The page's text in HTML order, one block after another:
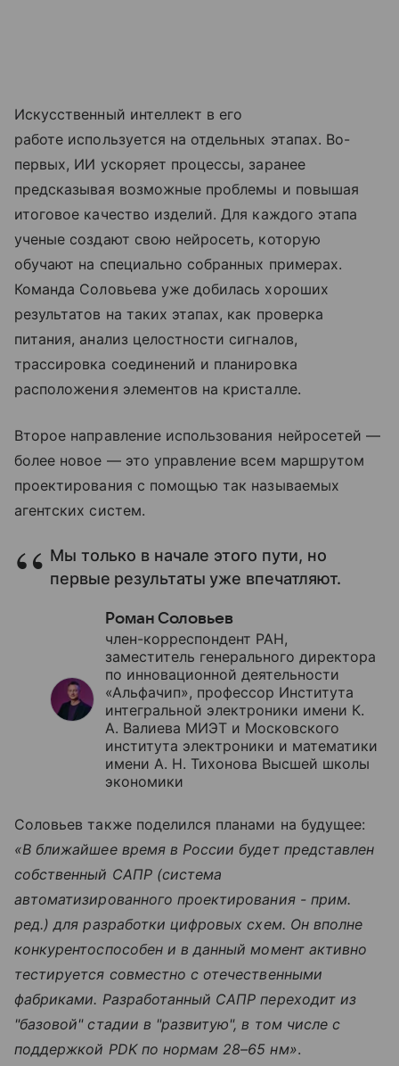
Искусственный интеллект в его
работе используется на отдельных этапах. Во-
первых, ИИ ускоряет процессы, заранее
предсказывая возможные проблемы и повышая
итоговое качество изделий. Для каждого этапа
ученые создают свою нейросеть, которую
обучают на специально собранных примерах.
Команда Соловьева уже добилась хороших
результатов на таких этапах, как проверка
питания, анализ целостности сигналов,
трассировка соединений и планировка
расположения элементов на кристалле.
Второе направление использования нейросетей —
более новое — это управление всем маршрутом
проектирования с помощью так называемых
агентских систем.
Мы только в начале этого пути, но
первые результаты уже впечатляют.
Роман Соловьев
член-корреспондент РАН,
заместитель генерального директора
по инновационной деятельности
«Альфачип», профессор Института
интегральной электроники имени К.
А. Валиева МИЭТ и Московского
института электроники и математики
имени А. Н. Тихонова Высшей школы
экономики
Соловьев также поделился планами на будущее:
«В ближайшее время в России будет представлен
собственный САПР (система
автоматизированного проектирования - прим.
ред.) для разработки цифровых схем. Он вполне
конкурентоспособен и в данный момент активно
тестируется совместно с отечественными
фабриками. Разработанный САПР переходит из
"базовой" стадии в "развитую", в том числе с
поддержкой PDK по нормам 28–65 нм».